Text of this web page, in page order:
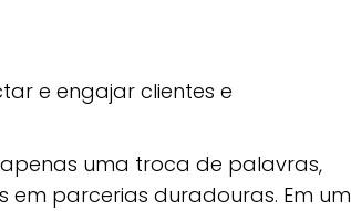
e engajar clientes e
uma troca de palavras,
parcerias duradouras. Em um